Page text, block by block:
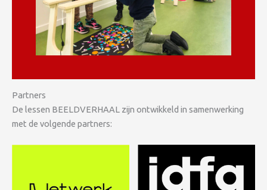
Partners
De lessen BEELDVERHAAL zijn ontwikkeld in samenwerking
met de volgende partners: